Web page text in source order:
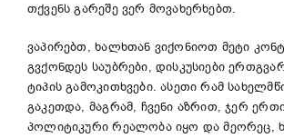
თქვენს გარეშე ვერ მოვახერხებთ.
ვაპირებთ, ხალხთან ვიქონიოთ მეტი
გვქონდეს საუბრები, დისკუსიები
ტიპის გამოკითხვები. ასეთი რამ
გაკეთდა, მაგრამ, ჩვენი აზრით, ჯერ
პოლიტიკური რეალობა იყო და მეორეც,